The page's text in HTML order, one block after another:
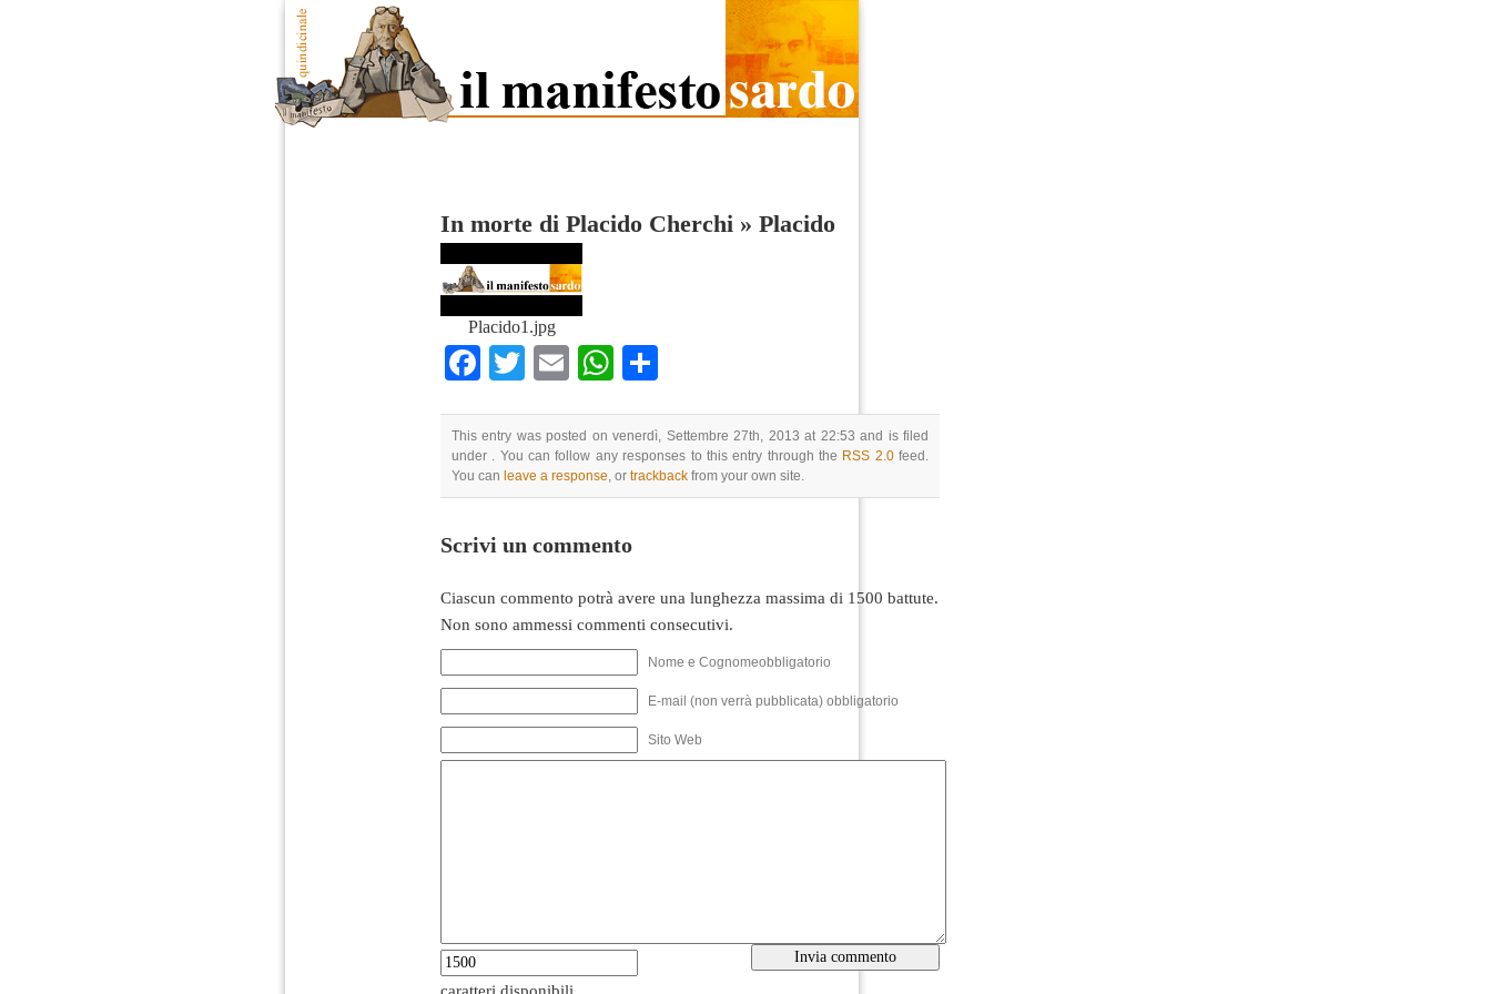
In morte di Placido Cherchi » Placido
Placido1.jpg
Facebook
TwitterEmailWhatsApp
This entry was posted on venerdì, Settembre 27th, 2013 at 22:53 and is filed
under . You can follow any responses to this entry through the RSS 2.0feed.
You can leave a response, or trackback from your own site.
Scrivi un commento
Ciascun commento potrà avere una lunghezza massima di 1500 battute.
Non sono ammessi commenti consecutivi.
Nome e Cognomeobbligatorio
E-mail (non verrà pubblicata) obbligatorio
Sito Web